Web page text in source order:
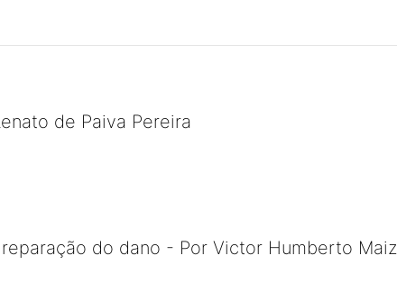
de Paiva Pereira
do dano - Por Victor Humberto